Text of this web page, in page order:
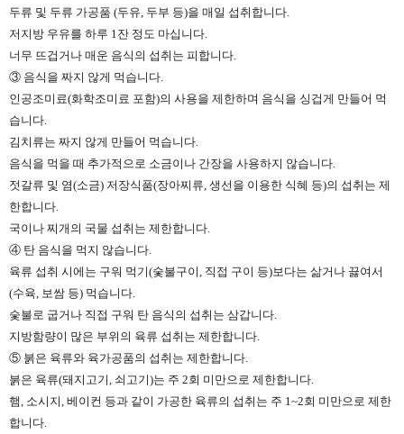
두류 및 두류 가공품 (두유, 두부 등)을 매일 섭취합니다.
저지방 우유를 하루 1잔 정도 마십니다.
너무 뜨겁거나 매운 음식의 섭취는 피합니다.
③ 음식을 짜지 않게 먹습니다.
인공조미료(화학조미료 포함)의 사용을 제한하며 음식을 싱겁게 만들어 먹
습니다.
김치류는 짜지 않게 만들어 먹습니다.
음식을 먹을 때 추가적으로 소금이나 간장을 사용하지 않습니다.
젓갈류 및 염(소금) 저장식품(장아찌류, 생선을 이용한 식혜 등)의 섭취는 제
한합니다.
국이나 찌개의 국물 섭취는 제한합니다.
④ 탄 음식을 먹지 않습니다.
육류 섭취 시에는 구워 먹기(숯불구이, 직접 구이 등)보다는 삶거나 끓여서
(수육, 보쌈 등) 먹습니다.
숯불로 굽거나 직접 구워 탄 음식의 섭취는 삼갑니다.
지방함량이 많은 부위의 육류 섭취는 제한합니다.
⑤ 붉은 육류와 육가공품의 섭취는 제한합니다.
붉은 육류(돼지고기, 쇠고기)는 주 2회 미만으로 제한합니다.
햄, 소시지, 베이컨 등과 같이 가공한 육류의 섭취는 주 1~2회 미만으로 제한
합니다.